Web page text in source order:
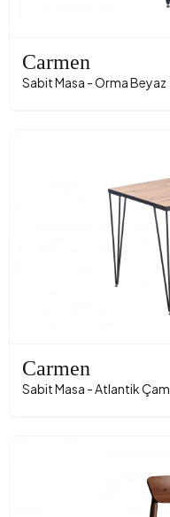
Carmen
Sabit Masa - Orma Beyaz
Carmen
Sabit Masa - Atlantik Çam